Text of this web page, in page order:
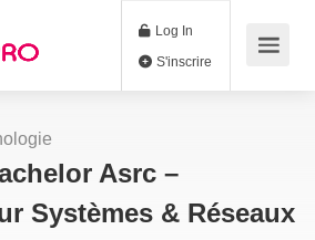
Log In
Asrc –
Systèmes & Réseaux